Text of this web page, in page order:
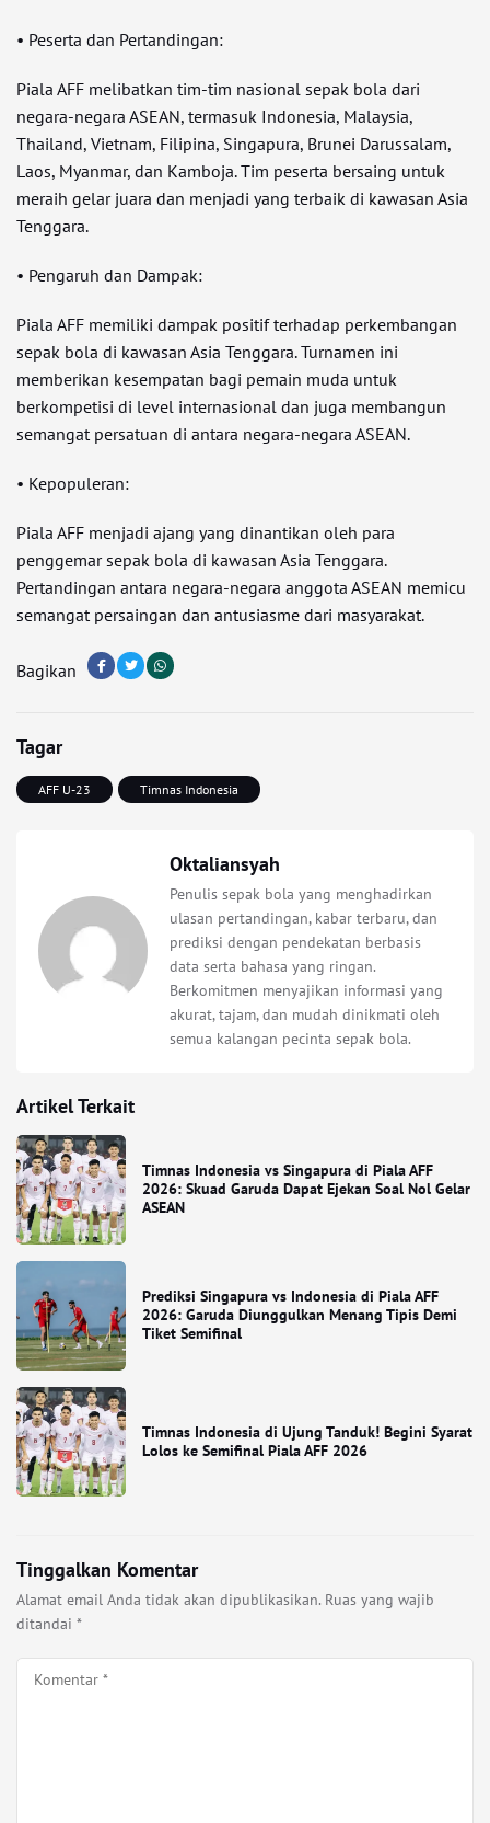
• Peserta dan Pertandingan:
Piala AFF melibatkan tim-tim nasional sepak bola dari
negara-negara ASEAN, termasuk Indonesia, Malaysia,
Thailand, Vietnam, Filipina, Singapura, Brunei Darussalam,
Laos, Myanmar, dan Kamboja. Tim peserta bersaing untuk
meraih gelar juara dan menjadi yang terbaik di kawasan Asia
Tenggara.
• Pengaruh dan Dampak:
Piala AFF memiliki dampak positif terhadap perkembangan
sepak bola di kawasan Asia Tenggara. Turnamen ini
memberikan kesempatan bagi pemain muda untuk
berkompetisi di level internasional dan juga membangun
semangat persatuan di antara negara-negara ASEAN.
• Kepopuleran:
Piala AFF menjadi ajang yang dinantikan oleh para
penggemar sepak bola di kawasan Asia Tenggara.
Pertandingan antara negara-negara anggota ASEAN memicu
semangat persaingan dan antusiasme dari masyarakat.
Bagikan
Tagar
AFF U-23 Timnas Indonesia
Oktaliansyah
Penulis sepak bola yang menghadirkan
ulasan pertandingan, kabar terbaru, dan
prediksi dengan pendekatan berbasis
data serta bahasa yang ringan.
Berkomitmen menyajikan informasi yang
akurat, tajam, dan mudah dinikmati oleh
semua kalangan pecinta sepak bola.
Artikel Terkait
Timnas Indonesia vs Singapura di Piala AFF
2026: Skuad Garuda Dapat Ejekan Soal Nol Gelar
ASEAN
Prediksi Singapura vs Indonesia di Piala AFF
2026: Garuda Diunggulkan Menang Tipis Demi
Tiket Semifinal
Timnas Indonesia di Ujung Tanduk! Begini Syarat
Lolos ke Semifinal Piala AFF 2026
Tinggalkan Komentar
Alamat email Anda tidak akan dipublikasikan. Ruas yang wajib
ditandai *